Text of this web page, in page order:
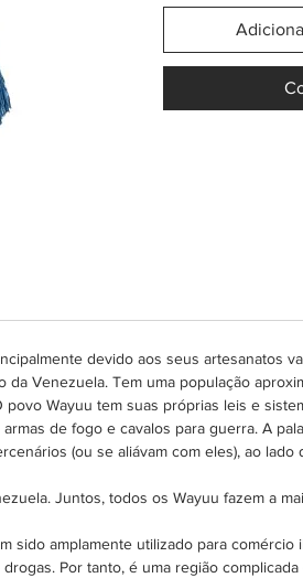
"Design
e tassel mais
"Wayuu
modelos deste
(WDA) tem
20 dias para ser
devido aos seus artesanatos
Venezuela. Tem uma população
Wayuu tem suas próprias leis e
de fogo e cavalos para guerra. A
(ou se aliávam com eles), ao
Juntos, todos os Wayuu fazem a
sido amplamente utilizado para comércio
Por tanto, é uma região